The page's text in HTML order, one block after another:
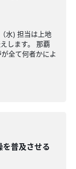
水) 担当は上地
します。 那覇
全て何者かによ
普及させる